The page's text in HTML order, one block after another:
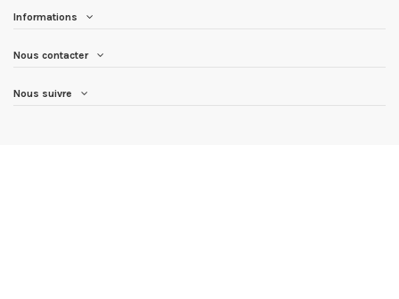
Informations
Nous contacter
Nous suivre